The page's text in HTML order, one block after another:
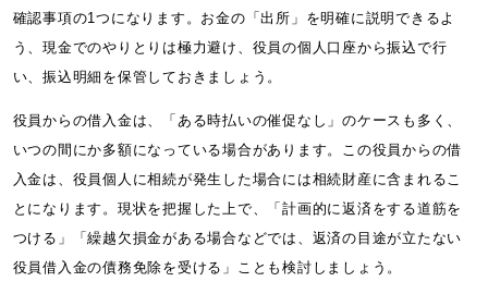
確認事項の1つになります。お金の「出所」を明確に説明できるよ
う、現金でのやりとりは極力避け、役員の個人口座から振込で行
い、振込明細を保管しておきましょう。
役員からの借入金は、「ある時払いの催促なし」のケースも多く、
いつの間にか多額になっている場合があります。この役員からの借
入金は、役員個人に相続が発生した場合には相続財産に含まれるこ
とになります。現状を把握した上で、「計画的に返済をする道筋を
つける」「繰越欠損金がある場合などでは、返済の目途が立たない
役員借入金の債務免除を受ける」ことも検討しましょう。